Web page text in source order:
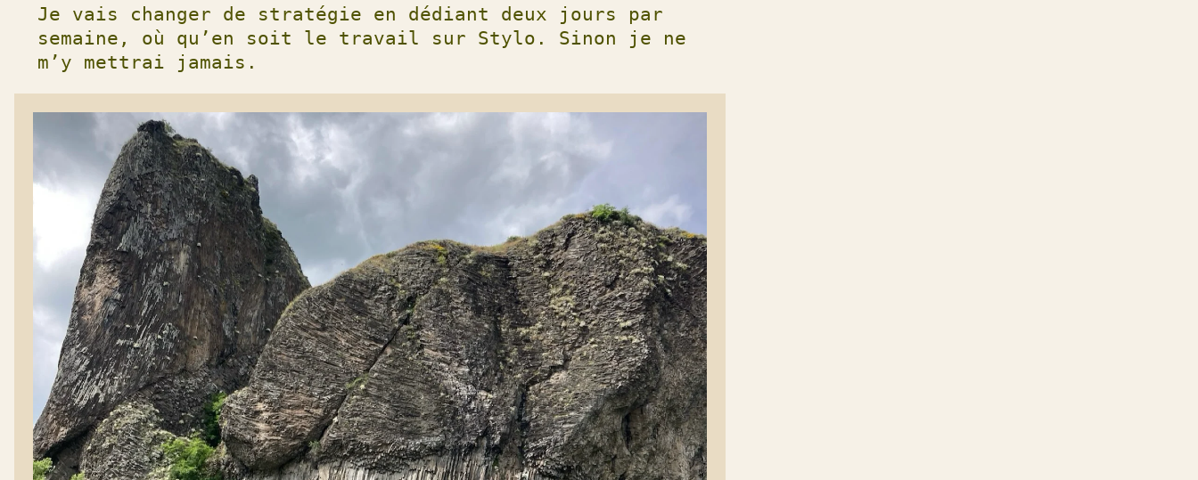
Je vais changer de stratégie en dédiant deux jours par
semaine, où qu’en soit le travail sur Stylo. Sinon je ne
m’y mettrai jamais.